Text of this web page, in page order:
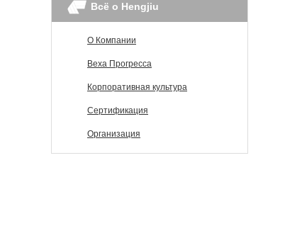
Всё о Hengjiu
О Компании
Веха Прогресса
Корпоративная культура
Сертификация
Организация